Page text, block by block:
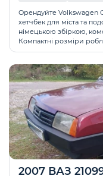
Орендуйте Volkswagen
хетчбек для міста та
німецькою збіркою,
Компактні розміри
2007 ВАЗ